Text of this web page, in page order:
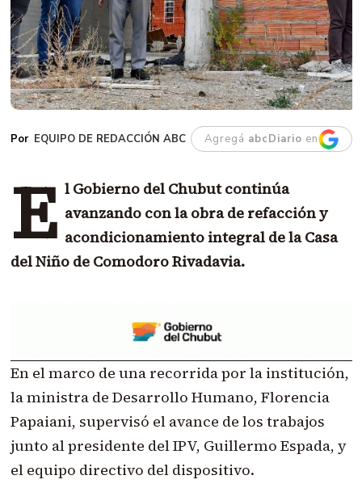
EQUIPO DE REDACCIÓN ABC Agregá abcDiario en
E l Gobierno del Chubut continúa
avanzando con la obra de refacción y
acondicionamiento integral de la Casa
del Niño de Comodoro Rivadavia.
En el marco de una recorrida por la institución,
la ministra de Desarrollo Humano, Florencia
Papaiani, supervisó el avance de los trabajos
junto al presidente del IPV, Guillermo Espada, y
el equipo directivo del dispositivo.